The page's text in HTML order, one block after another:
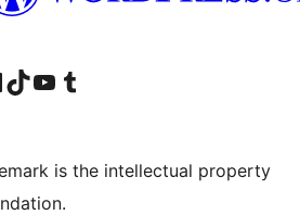
Facebookde Instagram
cuenta de LinkedIn
Visita nuestra cuenta de TikTok
Visita nuestro canal de YouTube
Visita nuestra cuenta de Tumblr
is the intellectual property